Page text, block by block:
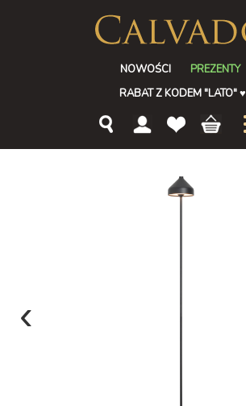
NOWOŚCI
PREZENTY
RABAT Z KODEM "LATO"♥
‹